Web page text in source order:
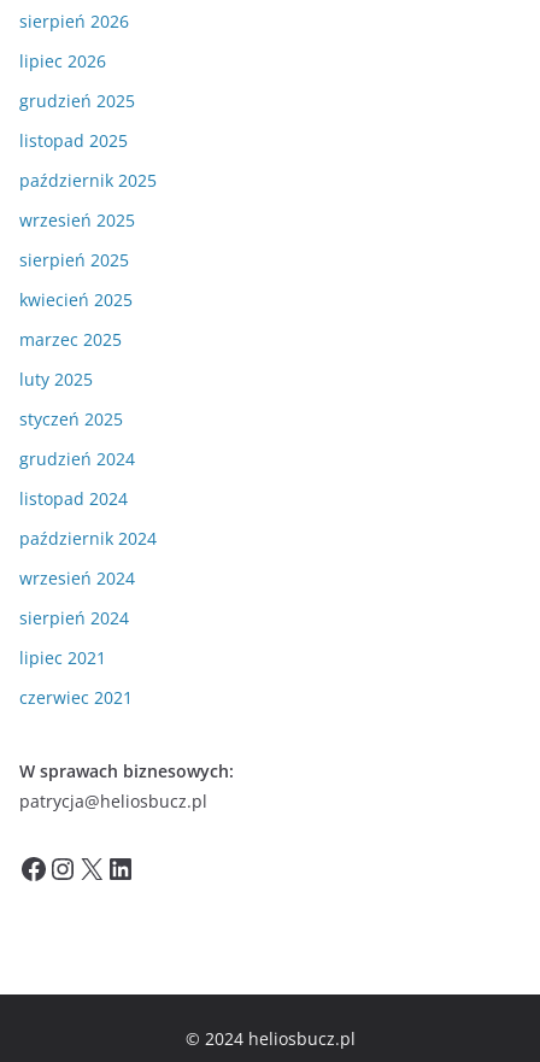
sierpień 2026
lipiec 2026
grudzień 2025
listopad 2025
październik 2025
wrzesień 2025
sierpień 2025
kwiecień 2025
marzec 2025
luty 2025
styczeń 2025
grudzień 2024
listopad 2024
październik 2024
wrzesień 2024
sierpień 2024
lipiec 2021
czerwiec 2021
W sprawach biznesowych:
patrycja@heliosbucz.pl
Facebook InstagramX LinkedIn
© 2024 heliosbucz.pl